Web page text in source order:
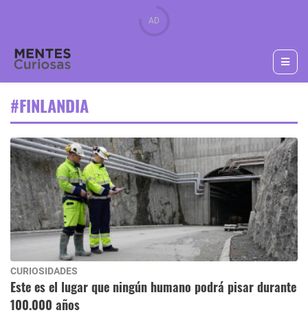
#FINLANDIA
CURIOSIDADES
Este es el lugar que ningún humano podrá pisar durante
100.000 años